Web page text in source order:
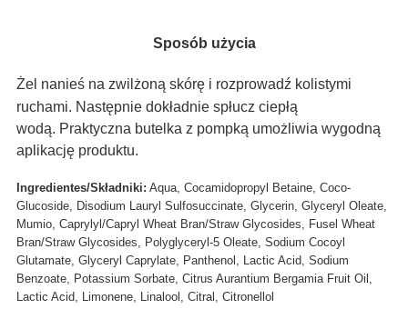
Sposób użycia
Żel nanieś na zwilżoną skórę i rozprowadź kolistymi
ruchami. Następnie dokładnie spłucz ciepłą
wodą. Praktyczna butelka z pompką umożliwia wygodną
aplikację produktu.
Ingredientes/Składniki: Aqua, Cocamidopropyl Betaine­, Coco-
Glucoside, Disodium Lauryl Sulfosuccinate, Glycerin, Glyceryl Oleate,
Mumio, Caprylyl/Capryl Wheat Bran/Straw Glycosides, Fusel Wheat
Bran/Straw Glycosides, Polyglyceryl-5 Oleate, Sodium Cocoyl
Glutamate, Glyceryl Caprylate, Panthenol, Lactic Acid, Sodium
Benzoate, Potassium Sorbate, Citrus Aurantium Bergamia Fruit Oil,
Lactic Acid, Limonene, Linalool, Citral, Citronellol